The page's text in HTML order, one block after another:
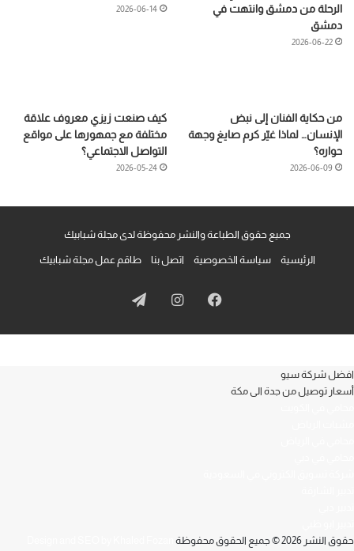
الرحلة من دمشق وانتهت في
دمشق
2026-06-22
2026-06-14
من حكاية الفنان إلى نبض
الإنسان… لماذا غيّر كرم صايغ وجهة
حواره؟
2026-06-09
كيف صنعت زيزي معروف علاقة
مختلفة مع جمهورها على مواقع
التواصل الاجتماعي؟
2026-05-24
جميع حقوق الطباعة والنشر محفوظة لدى مجلة شبابيك
الرئيسية سياسة الخصوصية اتصل بنا طاقم عمل مجلة شبابيك
فيسبوكانستقرامتيلقرام
افضل شركة سيو
أسعار توصيل من جدة الى مكة
حقوق النشر 2026 © جميع الحقوق محفوظة